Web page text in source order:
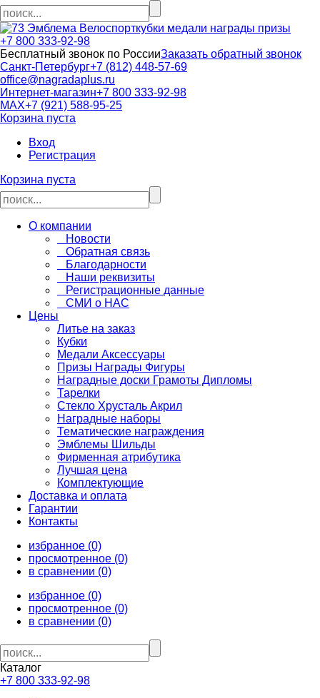
кубки медали награды призы
+7 800 333-92-98
Бесплатный звонок по РоссииЗаказать обратный звонок
Санкт-Петербург+7 (812) 448-57-69
office@nagradaplus.ru
Интернет-магазин+7 800 333-92-98
MAX+7 (921) 588-95-25
Корзина пуста
Вход
Регистрация
Корзина пуста
О компании
Новости
Обратная связь
Благодарности
Наши реквизиты
Регистрационные данные
СМИ о НАС
Цены
Литье на заказ
Кубки
Медали Аксессуары
Призы Награды Фигуры
Наградные доски Грамоты Дипломы
Тарелки
Стекло Хрусталь Акрил
Наградные наборы
Тематические награждения
Эмблемы Шильды
Фирменная атрибутика
Лучшая цена
Комплектующие
Доставка и оплата
Гарантии
Контакты
избранное (0)
просмотренное (0)
в сравнении (0)
избранное (0)
просмотренное (0)
в сравнении (0)
Каталог
+7 800 333-92-98